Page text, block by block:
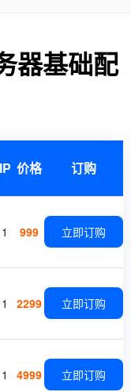
器基础配
IP 价格 订购
1 999 立即订购
1 2299 立即订购
1 4999 立即订购